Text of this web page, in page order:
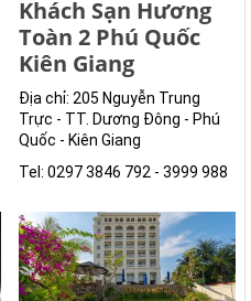
Khách Sạn Hương
Toàn 2 Phú Quốc
Kiên Giang
Địa chỉ: 205 Nguyễn Trung
Trực - TT. Dương Đông - Phú
Quốc - Kiên Giang
Tel: 0297 3846 792 - 3999 988